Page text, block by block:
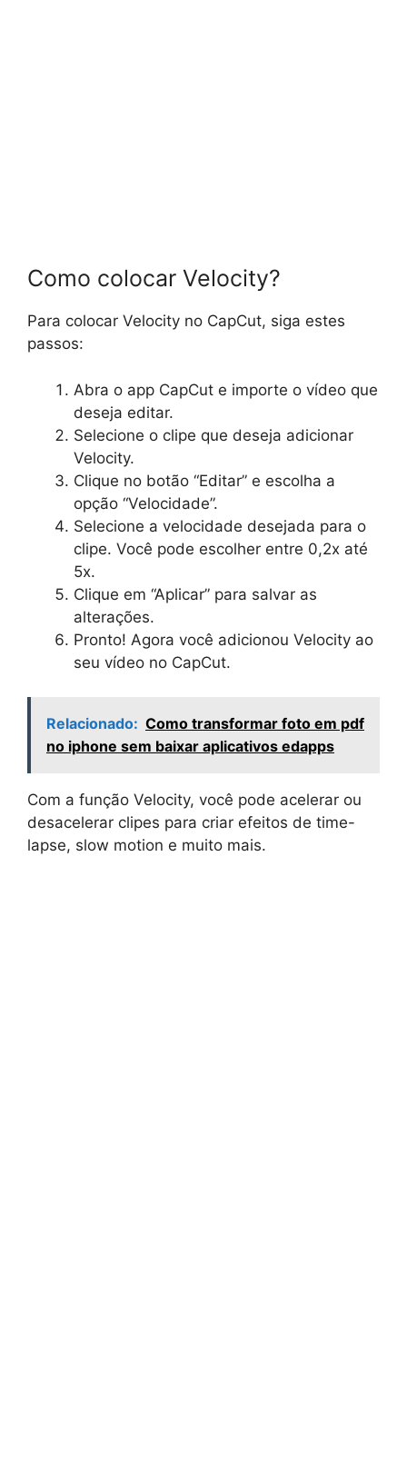
Como colocar Velocity?
Para colocar Velocity no CapCut, siga estes
passos:
Abra o app CapCut e importe o vídeo que
deseja editar.
Selecione o clipe que deseja adicionar
Velocity.
Clique no botão “Editar” e escolha a
opção “Velocidade”.
Selecione a velocidade desejada para o
clipe. Você pode escolher entre 0,2x até
5x.
Clique em “Aplicar” para salvar as
alterações.
Pronto! Agora você adicionou Velocity ao
seu vídeo no CapCut.
Relacionado: Como transformar foto em pdf
no iphone sem baixar aplicativos edapps
Com a função Velocity, você pode acelerar ou
desacelerar clipes para criar efeitos de time-
lapse, slow motion e muito mais.